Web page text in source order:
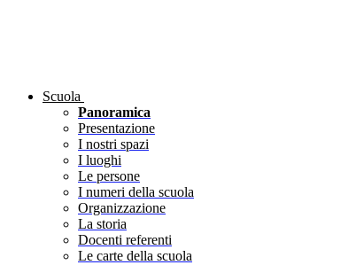
Scuola
Panoramica
Presentazione
I nostri spazi
I luoghi
Le persone
I numeri della scuola
Organizzazione
La storia
Docenti referenti
Le carte della scuola